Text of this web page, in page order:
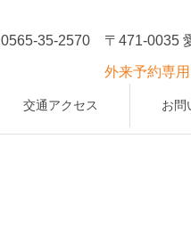
〒471-0035
外来予約専
0565-35-2570
交通アクセス お問